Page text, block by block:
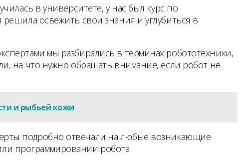
в университете, у нас был курс по
освежить свои знания и углубиться в
мы разбирались в терминах робототехники,
на что нужно обращать внимание, если робот не
и рыбьей кожи
подробно отвечали на любые возникающие
программировании робота.